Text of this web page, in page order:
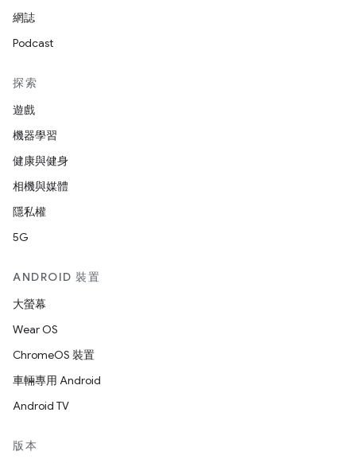
網誌
Podcast
探索
遊戲
機器學習
健康與健身
相機與媒體
隱私權
5G
ANDROID 裝置
大螢幕
Wear OS
ChromeOS 裝置
車輛專用 Android
Android TV
版本